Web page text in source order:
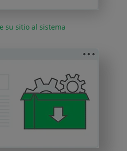
su sitio al sistema